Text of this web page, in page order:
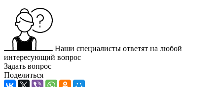
Наши специалисты ответят на любой
интересующий вопрос
Задать вопрос
Поделиться